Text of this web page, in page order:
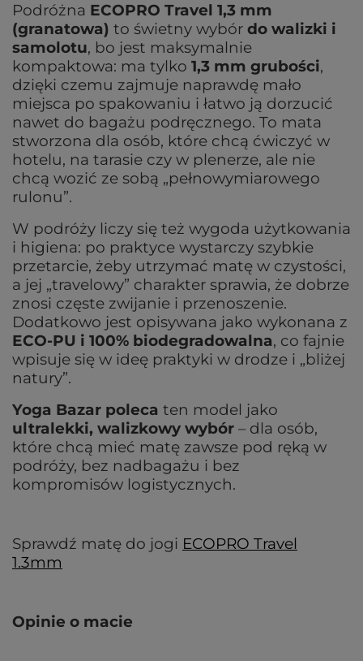
Podróżna ECOPRO Travel 1,3 mm
(granatowa) to świetny wybór do walizki i
samolotu, bo jest maksymalnie
kompaktowa: ma tylko 1,3 mm grubości,
dzięki czemu zajmuje naprawdę mało
miejsca po spakowaniu i łatwo ją dorzucić
nawet do bagażu podręcznego. To mata
stworzona dla osób, które chcą ćwiczyć w
hotelu, na tarasie czy w plenerze, ale nie
chcą wozić ze sobą „pełnowymiarowego
rulonu”.
W podróży liczy się też wygoda użytkowania
i higiena: po praktyce wystarczy szybkie
przetarcie, żeby utrzymać matę w czystości,
a jej „travelowy” charakter sprawia, że dobrze
znosi częste zwijanie i przenoszenie.
Dodatkowo jest opisywana jako wykonana z
ECO-PU i 100% biodegradowalna, co fajnie
wpisuje się w ideę praktyki w drodze i „bliżej
natury”.
Yoga Bazar poleca ten model jako
ultralekki, walizkowy wybór – dla osób,
które chcą mieć matę zawsze pod ręką w
podróży, bez nadbagażu i bez
kompromisów logistycznych.
Sprawdź matę do jogi ECOPRO Travel
1.3mm
Opinie o macie